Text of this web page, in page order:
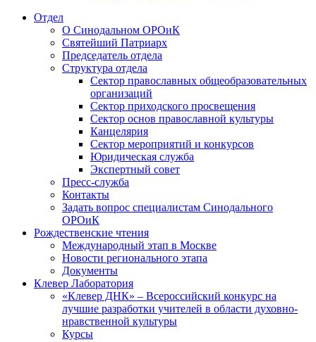
Отдел
О Синодальном ОРОиК
Святейший Патриарх
Председатель отдела
Структура отдела
Сектор православных общеобразовательных
организаций
Сектор приходского просвещения
Сектор основ православной культуры
Канцелярия
Сектор мероприятий и конкурсов
Юридическая служба
Экспертный совет
Пресс-служба
Контакты
Задать вопрос специалистам Синодального
ОРОиК
Рождественские чтения
Международный этап в Москве
Новости регионального этапа
Документы
Клевер Лаборатория
«Клевер ДНК» – Всероссийский конкурс на
лучшие разработки учителей в области духовно-
нравственной культуры
Курсы